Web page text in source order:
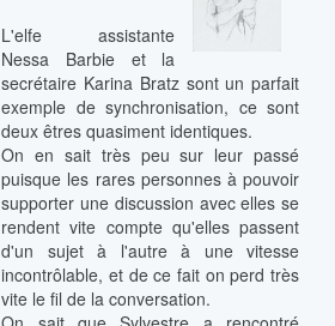
L'elfe assistante
Nessa Barbie et la
secrétaire Karina Bratz sont un parfait
exemple de synchronisation, ce sont
deux êtres quasiment identiques.
On en sait très peu sur leur passé
puisque les rares personnes à pouvoir
supporter une discussion avec elles se
rendent vite compte qu'elles passent
d'un sujet à l'autre à une vitesse
incontrôlable, et de ce fait on perd très
vite le fil de la conversation.